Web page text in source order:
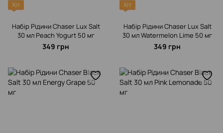
Хіт
Набір Рідини Chaser Lux Salt
30 мл Peach Yogurt 50 мг
349 грн
Хіт
Набір Рідини Chaser Lux Salt
30 мл Watermelon Lime 50 мг
349 грн